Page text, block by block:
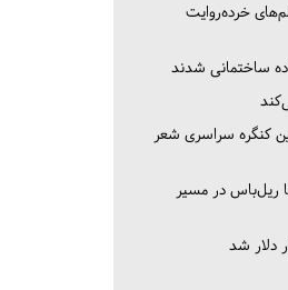
خرده‌روایت
ساختمانی شدند
کنگره سراسری شعر
ریل‌باس در مسیر
دلار شد